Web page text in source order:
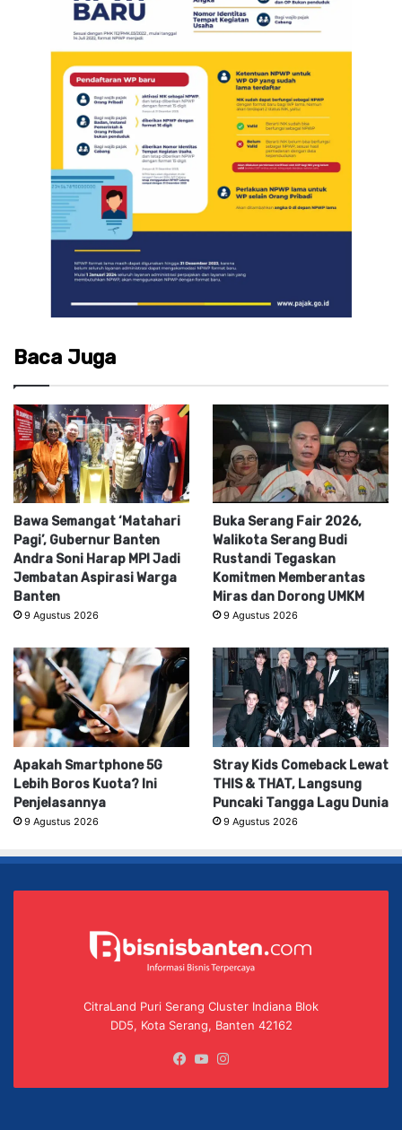
Baca Juga
Bawa Semangat ‘Matahari
Pagi’, Gubernur Banten
Andra Soni Harap MPI Jadi
Jembatan Aspirasi Warga
Banten
9 Agustus 2026
Buka Serang Fair 2026,
Walikota Serang Budi
Rustandi Tegaskan
Komitmen Memberantas
Miras dan Dorong UMKM
9 Agustus 2026
Apakah Smartphone 5G
Lebih Boros Kuota? Ini
Penjelasannya
9 Agustus 2026
Stray Kids Comeback Lewat
THIS & THAT, Langsung
Puncaki Tangga Lagu Dunia
9 Agustus 2026
CitraLand Puri Serang Cluster Indiana Blok
DD5, Kota Serang, Banten 42162
Facebook
YouTube